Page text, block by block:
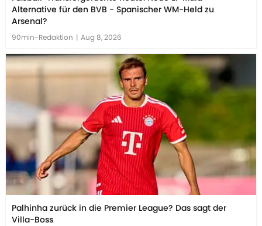
Alternative für den BVB - Spanischer WM-Held zu
Arsenal?
90min-Redaktion | Aug 8, 2026
Palhinha zurück in die Premier League? Das sagt der
Villa-Boss